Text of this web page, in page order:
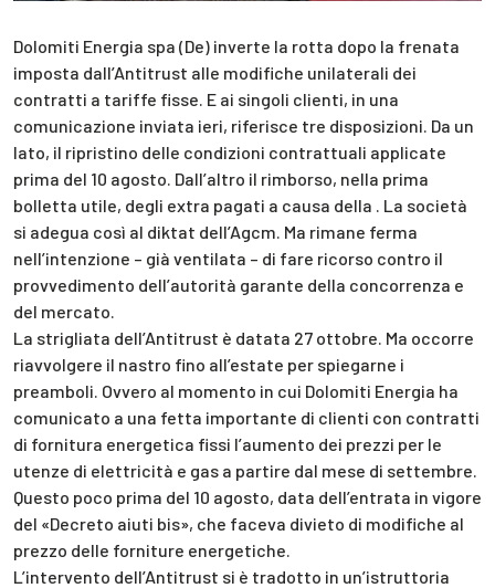
Dolomiti Energia spa (De) inverte la rotta dopo la frenata
imposta dall’Antitrust alle modifiche unilaterali dei
contratti a tariffe fisse. E ai singoli clienti, in una
comunicazione inviata ieri, riferisce tre disposizioni. Da un
lato, il ripristino delle condizioni contrattuali applicate
prima del 10 agosto. Dall’altro il rimborso, nella prima
bolletta utile, degli extra pagati a causa della . La società
si adegua così al diktat dell’Agcm. Ma rimane ferma
nell’intenzione – già ventilata – di fare ricorso contro il
provvedimento dell’autorità garante della concorrenza e
del mercato.
La strigliata dell’Antitrust è datata 27 ottobre. Ma occorre
riavvolgere il nastro fino all’estate per spiegarne i
preamboli. Ovvero al momento in cui Dolomiti Energia ha
comunicato a una fetta importante di clienti con contratti
di fornitura energetica fissi l’aumento dei prezzi per le
utenze di elettricità e gas a partire dal mese di settembre.
Questo poco prima del 10 agosto, data dell’entrata in vigore
del «Decreto aiuti bis», che faceva divieto di modifiche al
prezzo delle forniture energetiche.
L’intervento dell’Antitrust si è tradotto in un’istruttoria